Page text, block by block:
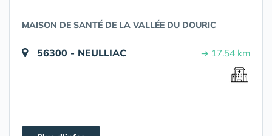
MAISON DE SANTÉ DE LA VALLÉE DU DOURIC
56300 - NEULLIAC ➔ 17.54 km